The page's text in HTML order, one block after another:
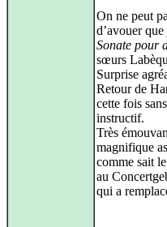
On ne peut
d’avouer
Sonate pour
sœurs
Surprise
Retour de
cette fois
instructif.
Très
magnifique
comme sait
au
qui a